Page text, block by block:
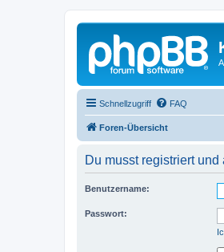
Schnellzugriff FAQ
Foren-Übersicht
Du musst registriert
Benutzername:
Passwort: